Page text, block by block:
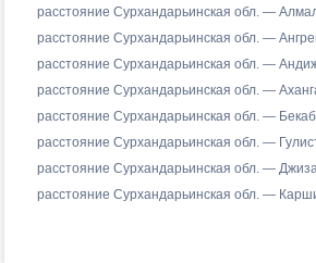
расстояние Сурхандарьинская обл. —
расстояние Сурхандарьинская обл. —
расстояние Сурхандарьинская обл. —
расстояние Сурхандарьинская обл. —
расстояние Сурхандарьинская обл. —
расстояние Сурхандарьинская обл. —
расстояние Сурхандарьинская обл. —
расстояние Сурхандарьинская обл. —